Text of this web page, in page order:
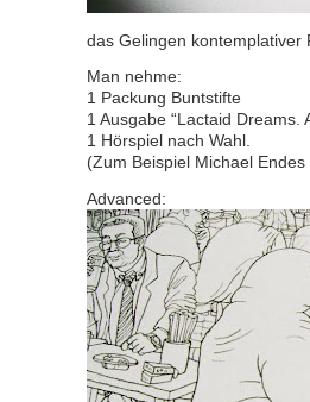
das Gelingen kontemplativer
Man nehme:
1 Packung Buntstifte
1 Ausgabe “Lactaid Dreams.
1 Hörspiel nach Wahl.
(Zum Beispiel Michael
Advanced: